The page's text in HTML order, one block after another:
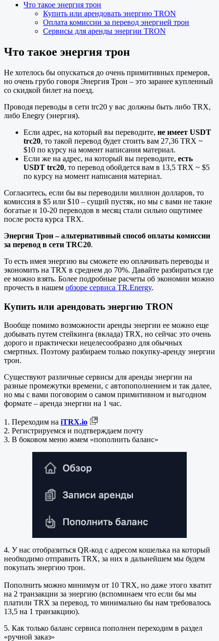
Что такое энергия трон
Купить или арендовать энергию TRON
Оплата комиссии за перевод энергией трон
Сервисы для аренды энергии TRON
Что такое энергия трон
Не хотелось бы опускаться до очень примитивных премеров,
но очень грубо говоря Энергия Трон – это заранее купленный
со скидкой билет на поезд.
Проводя переводы в сети trc20 у вас должны быть либо TRX,
либо Enegry (энергия).
Если адрес, на который вы переводите, не имеет USDT
trc20, то такой перевод будет стоить вам 27,36 TRX ~
$10 по курсу на момент написания материал.
Если же на адрес, на который вы переводите, есть
USDT trc20, то перевод обойдется вам в 13,5 TRX ~ $5
по курсу на момент написания материал.
Согласитесь, если бы вы переводили миллион долларов, то
комиссия в $5 или $10 – сущий пустяк, но мы с вами не такие
богатые и 10-20 переводов в месяц стали сильно ощутимее
после роста курса TRX.
Энергия Трон – альтернативный способ оплаты комиссии
за перевод в сети TRC20.
То есть имея энергию вы сможете ею оплачивать переводы и
экономить на TRX в среднем до 70%. Давайте разбираться где
ее можно взять. Более подробные расчеты об экономии можно
прочесть в нашем обзоре сервиса TR.Energy.
Купить или арендовать энергию TRON
Вообще помимо возможности аренды энергии ее можно еще
добывать путем стейкинга (вклада) TRX, но сейчас это очень
дорого и практически нецелесообразно для обычных
смертных. Поэтому разбираем только покупку-аренду энергии
трон.
Существуют различные сервисы для аренды энергии на
разные промежутки времени, с автопополнением и так далее,
но мы с вами поговорим о самом примитивном и выгодном
формате – аренда энергии на 1 час.
1. Переходим на iTRX.io
2. Регистрируемся и подтверждаем почту
3. В боковом меню жмем «пополнить баланс»
4. У нас отобразиться QR-код с адресом кошелька на который
необходимо отправить TRX, за них в дальнейшем мы будем
покупать энергию трон.
Пополнить можно минимум от 10 TRX, но даже этого хватит
на 2 транзакции за энергию (вспоминаем что если бы мы
платили TRX за перевод, то минимально бы нам требовалось
13,5 на 1 транзакцию).
5. Как только баланс сервиса пополнен переходим в раздел
«ручной заказ»